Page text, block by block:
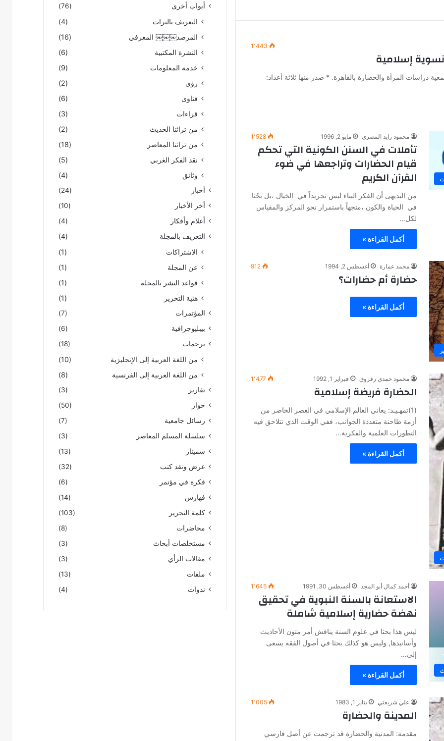
1٬443
إسلامية
المرأة والحضارة بالقاهرة. * صدر منها ثلاثة أعداد:
محمود زايد المصري مايو 2, 1996 1٬528
تأملات في السنن الكونية التي تحكم
قيام الحضارات وتراجعها في ضوء
القرآن الكريم
من البديهى أن الفكر البناء ليس تجريداً في الخيال ،بل بحًثا
في الحياة والكون ،متجهاً باستمرار نحو المركز والمقياس
لكل…
أكمل القراءة »
محمد عمارة أغسطس 2, 1994 912
حضارة أم حضارات؟
أكمل القراءة »
محمود حمدي زقزوق فبراير 1, 1992 1٬477
الحضارة فريضة إسلامية
(1)تمهـيـد: يعاني العالم الإسلامي في العصر الحاضر من
أزمة طاحنة متعددة الجوانب، ففي الوقت الذي تتلاحق فيه
التطورات العلمية والفكرية…
أكمل القراءة »
أحمد كمال أبو المجد أغسطس 30, 1991 1٬645
الاستعانة بالسنة النبوية في تحقيق
نهضة حضارية إسلامية شاملة
ليس هذا بحثا في علوم السنة يناقش أمر متون الأحاديث
وأسانيدها, وليس هو كذلك بحثا في أصول الفقه يسعى
إلى…
أكمل القراءة »
علي شريعتي يناير 1, 1983 1٬005
المدينة والحضارة
مقدمة: المدنية والحضارة قد ترجمت عن أصل فارسي
أبواب أخرى
(76)
التعريف بالتراث
(4)
المرصد￼￼￼ المعرفي
(16)
النشرة المكتبية
(6)
خدمة المعلومات
(9)
رؤى
(2)
فتاوى
(6)
قراءات
(3)
من تراثنا الحديث
(2)
من تراثنا المعاصر
(18)
نقد الفكر الغربي
(5)
وثائق
(4)
أخبار
(24)
أخر الأخبار
(10)
أعلام وأفكار
(4)
التعريف بالمجلة
(4)
الاشتراكات
(1)
عن المجلة
(1)
قواعد النشر بالمجلة
(1)
هئية التحرير
(1)
المؤتمرات
(7)
بيبليوجرافية
(6)
ترجمات
(18)
من اللغة العربية إلى الإنجليزية
(10)
من اللغة العربية إلى الفرنسية
(8)
تقارير
(3)
حوار
(50)
رسائل جامعية
(7)
سلسلة المسلم المعاصر
(3)
سمينار
(13)
عرض ونقد كتب
(32)
فكرة في مؤتمر
(6)
فهارس
(14)
كلمة التحرير
(103)
محاضرات
(8)
مستخلصات أبحاث
(3)
مقالات الرأي
(3)
ملفات
(13)
ندوات
(4)